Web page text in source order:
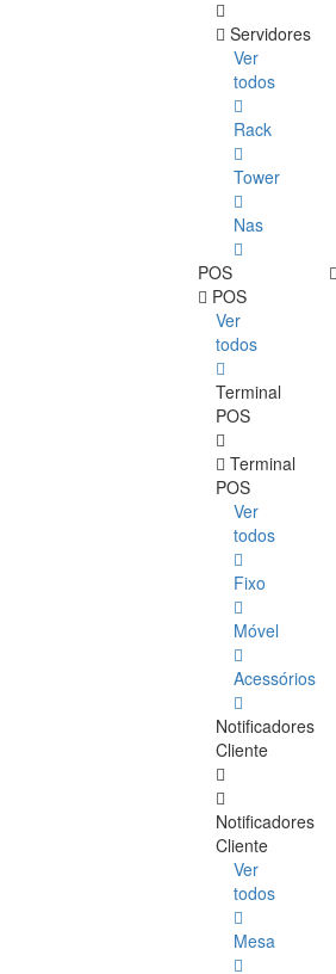
Servidores
Ver
todos
Rack
Tower
Nas
POS
POS
Ver
todos
Terminal
POS
Terminal
POS
Ver
todos
Fixo
Móvel
Acessórios
Notificadores
Cliente
Notificadores
Cliente
Ver
todos
Mesa